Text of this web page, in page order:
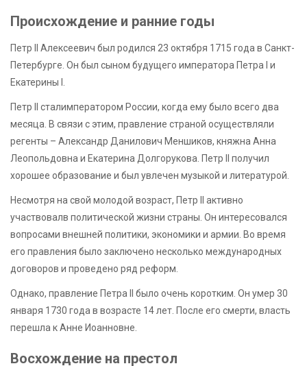
Происхождение и ранние годы
Петр II Алексеевич был родился 23 октября 1715 года в Санкт-
Петербурге. Он был сыном будущего императора Петра I и
Екатерины I.
Петр II сталимператором России, когда ему было всего два
месяца. В связи с этим, правление страной осуществляли
регенты – Александр Данилович Меншиков, княжна Анна
Леопольдовна и Екатерина Долгорукова. Петр II получил
хорошее образование и был увлечен музыкой и литературой.
Несмотря на свой молодой возраст, Петр II активно
участвовалв политической жизни страны. Он интересовался
вопросами внешней политики, экономики и армии. Во время
его правления было заключено несколько международных
договоров и проведено ряд реформ.
Однако, правление Петра II было очень коротким. Он умер 30
января 1730 года в возрасте 14 лет. После его смерти, власть
перешла к Анне Иоанновне.
Восхождение на престол